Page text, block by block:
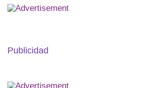
Publicidad